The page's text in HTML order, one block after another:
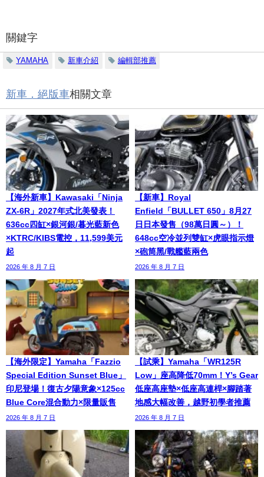
關鍵字
YAMAHA 新車介紹 編輯部推薦
新車．絕版車相關文章
【海外新車】Kawasaki「Ninja
ZX-6R」2027年式北美發表！
636cc四缸×銀河銀/暮光藍新色
×KTRC/KIBS電控，11,599美元
起
2026 年 8 月 7 日
【新車】Royal
Enfield「BULLET 650」8月27
日日本發售（98萬日圓～）！
648cc空冷並列雙缸×虎眼指示燈
×砲筒黑/戰艦藍兩色
2026 年 8 月 7 日
【海外限定】Yamaha「Fazzio
Special Edition Sunset Blue」
印尼登場！復古夕陽意象×125cc
Blue Core混合動力×限量販售
2026 年 8 月 7 日
【試乘】Yamaha「WR125R
Low」座高降低70mm！Y’s Gear
低座高座墊×低座高連桿×腳踏著
地感大幅改善，越野初學者推薦
2026 年 8 月 7 日